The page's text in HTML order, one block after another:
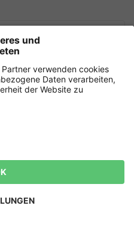
mit
Newsletter
Jetzt
Zur Anmeldung